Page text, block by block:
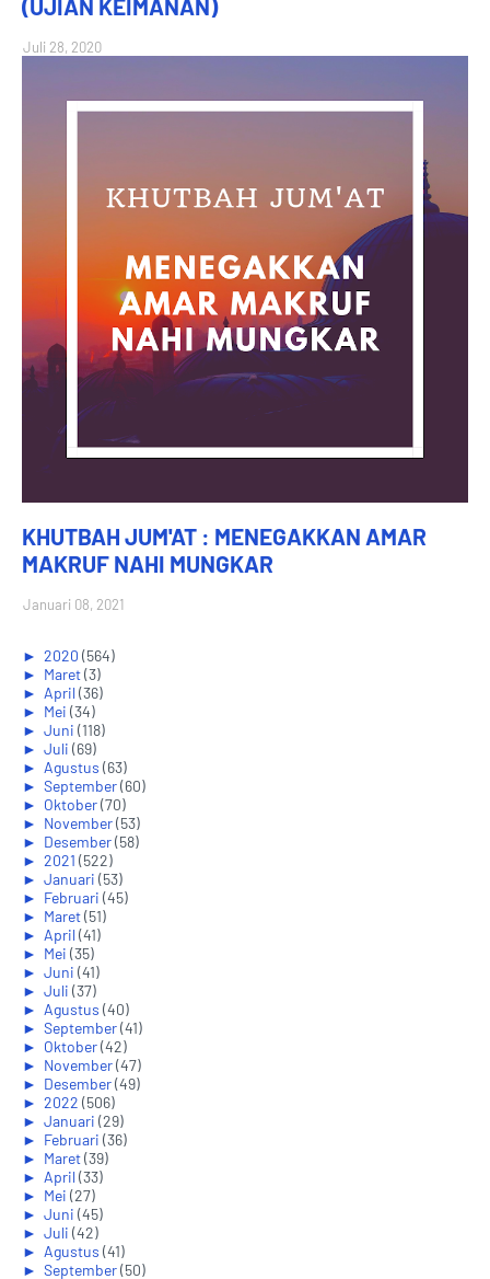
(UJIAN KEIMANAN)
Juli 28, 2020
KHUTBAH JUM'AT : MENEGAKKAN AMAR
MAKRUF NAHI MUNGKAR
Januari 08, 2021
► 2020 (564)
► Maret(3)
► April(36)
► Mei (34)
► Juni (118)
► Juli (69)
► Agustus (63)
► September(60)
► Oktober(70)
► November(53)
► Desember(58)
► 2021 (522)
► Januari (53)
► Februari (45)
► Maret(51)
► April(41)
► Mei (35)
► Juni (41)
► Juli (37)
► Agustus (40)
► September(41)
► Oktober(42)
► November(47)
► Desember(49)
► 2022 (506)
► Januari (29)
► Februari (36)
► Maret(39)
► April(33)
► Mei (27)
► Juni (45)
► Juli (42)
► Agustus (41)
► September(50)